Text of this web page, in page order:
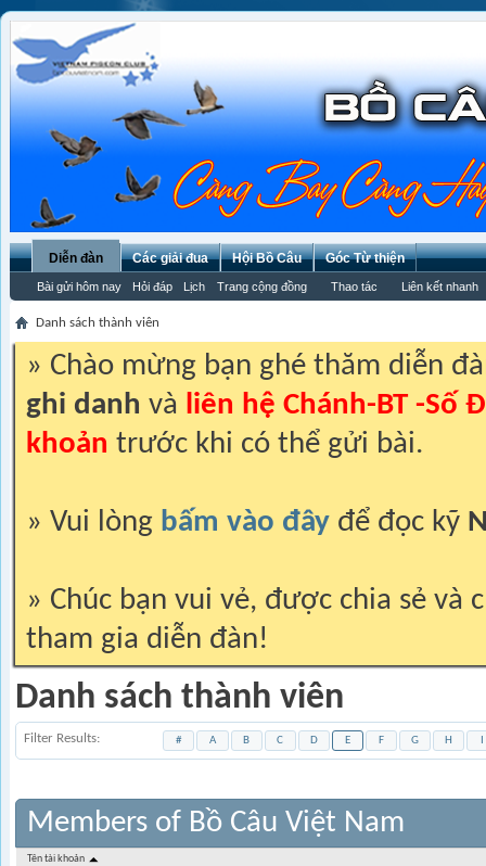
Diễn đàn
Bài gửi hôm nay Hỏi đáp Lịch Trang cộng đồng Thao tác Liên kết nhanh
Các giải đua Hội Bồ Câu Góc Từ thiện
Danh sách thành viên
» Chào mừng bạn ghé thăm diễn
ghi danh và liên hệ Chánh-BT -Số
khoản trước khi có thể gửi bài.
» Vui lòng bấm vào đây để đọc kỹ
» Chúc bạn vui vẻ, được chia sẻ và
tham gia diễn đàn!
Danh sách thành viên
Filter Results # A B C D E F G H
Members of Bồ Câu Việt Nam
Tên tài khoản